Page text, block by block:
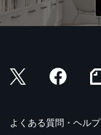
よくある質問・ヘルプ